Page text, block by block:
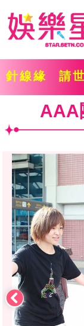
針線緣 請
AAA